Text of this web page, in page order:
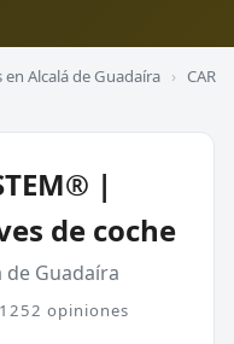
en Alcalá de Guadaíra › CAR
|
de coche
de Guadaíra
opiniones